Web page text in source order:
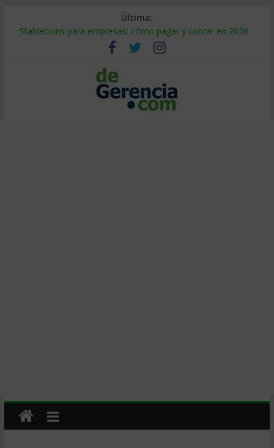
Última:
Stablecoins para empresas: cómo pagar y cobrar en 2026
Despido silencioso: qué es y por qué sale tan caro
IA en selección de personal: cómo auditarla a tiempo
Trabajo forzoso en la cadena de suministro: qué hacer
Mercado hispano de EE. UU.: cómo segmentarlo y venderle